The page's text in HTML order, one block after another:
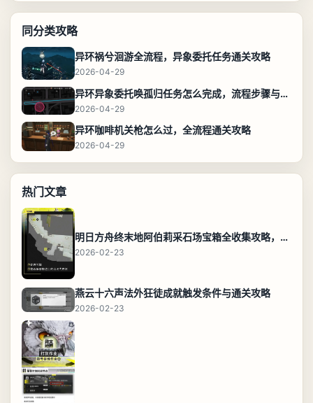
同分类攻略
异环祸兮洄游全流程，异象委托任务通关攻略
2026-04-29
异环异象委托唤孤归任务怎么完成，流程步骤与位置攻略
2026-04-29
异环咖啡机关枪怎么过，全流程通关攻略
2026-04-29
热门文章
明日方舟终末地阿伯莉采石场宝箱全收集攻略，全点位分布图与路线
2026-02-23
燕云十六声法外狂徒成就触发条件与通关攻略
2026-02-23